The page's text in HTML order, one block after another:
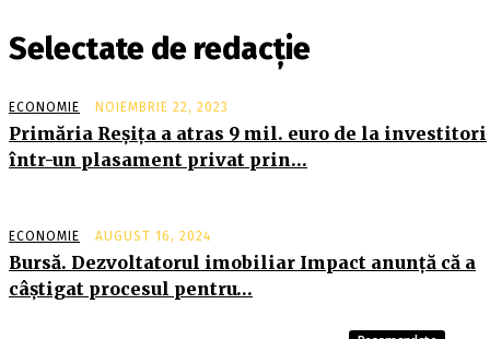
Selectate de redacție
ECONOMIE NOIEMBRIE 22, 2023
Primăria Reşiţa a atras 9 mil. euro de la investitori
într-un plasament privat prin…
ECONOMIE AUGUST 16, 2024
Bursă. Dezvoltatorul imobiliar Impact anunţă că a
câştigat procesul pentru…